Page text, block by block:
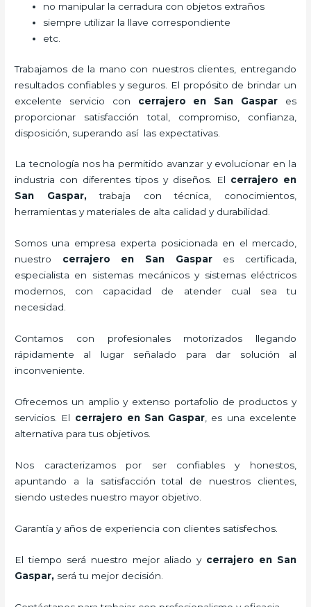
no manipular la cerradura con objetos extraños
siempre utilizar la llave correspondiente
etc.
Trabajamos de la mano con nuestros clientes, entregando
resultados confiables y seguros. El propósito de brindar un
excelente servicio con cerrajero en San Gaspar es
proporcionar satisfacción total, compromiso, confianza,
disposición, superando así las expectativas.
La tecnología nos ha permitido avanzar y evolucionar en la
industria con diferentes tipos y diseños. El cerrajero en
San Gaspar,trabaja con técnica, conocimientos,
herramientas y materiales de alta calidad y durabilidad.
Somos una empresa experta posicionada en el mercado,
nuestro cerrajero en San Gaspares certificada,
especialista en sistemas mecánicos y sistemas eléctricos
modernos, con capacidad de atender cual sea tu
necesidad.
Contamos con profesionales motorizados llegando
rápidamente al lugar señalado para dar solución al
inconveniente.
Ofrecemos un amplio y extenso portafolio de productos y
servicios. El cerrajero en San Gaspar , es una excelente
alternativa para tus objetivos.
Nos caracterizamos por ser confiables y honestos,
apuntando a la satisfacción total de nuestros clientes,
siendo ustedes nuestro mayor objetivo.
Garantía y años de experiencia con clientes satisfechos.
El tiempo será nuestro mejor aliado y cerrajero en San
Gaspar, será tu mejor decisión.